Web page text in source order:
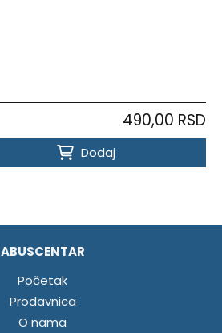
490,00 RSD
Dodaj
ABUSCENTAR
Početak
Prodavnica
O nama